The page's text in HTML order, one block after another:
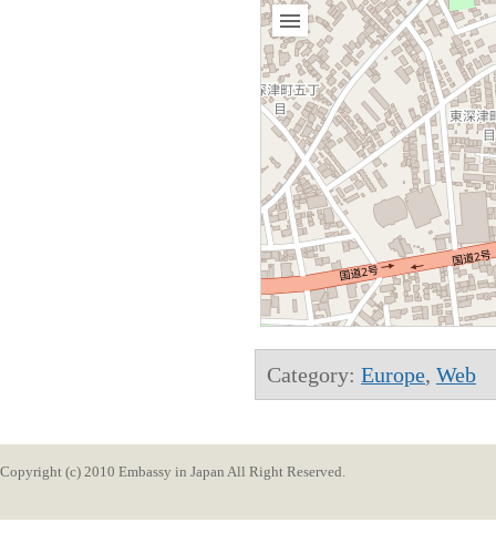
Category: Europe, Web
Copyright (c) 2010 Embassy in Japan All Right Reserved.